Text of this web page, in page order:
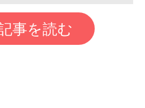
事を読む